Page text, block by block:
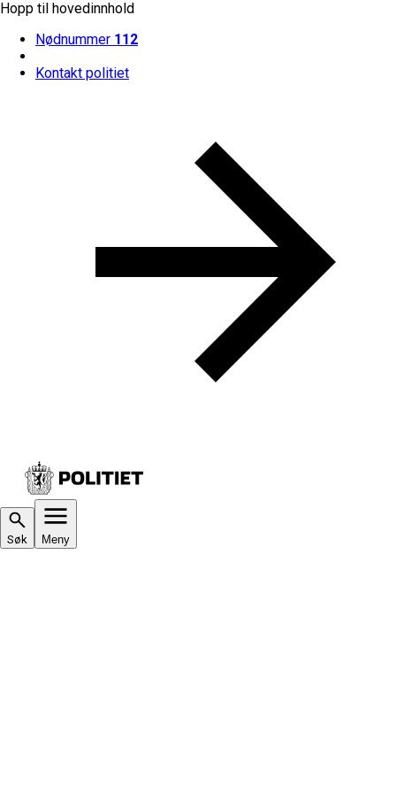
Hopp til hovedinnhold
Nødnummer 112
Kontakt politiet
Søk Meny